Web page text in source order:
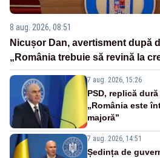
8 aug. 2026, 08:51
Nicușor Dan, avertisment după
„România trebuie să revină la
7 aug. 2026, 15:26
PSD, replică
„România este
majoră”
7 aug. 2026, 14:51
Ședința de